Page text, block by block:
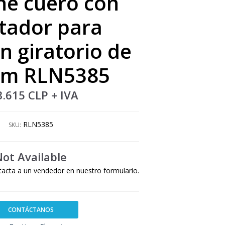
para
giratorio de
RLN5385
CLP + IVA
SKU: RLN5385
Available
a un vendedor en nuestro formulario.
CONTÁCTANOS